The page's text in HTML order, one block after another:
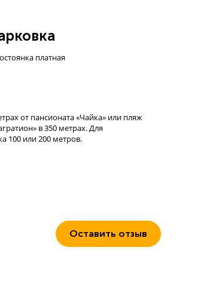
платная
от пансионата «Чайка» или пляж
в 350 метрах. Для
100 или 200 метров.
Оставить отзыв